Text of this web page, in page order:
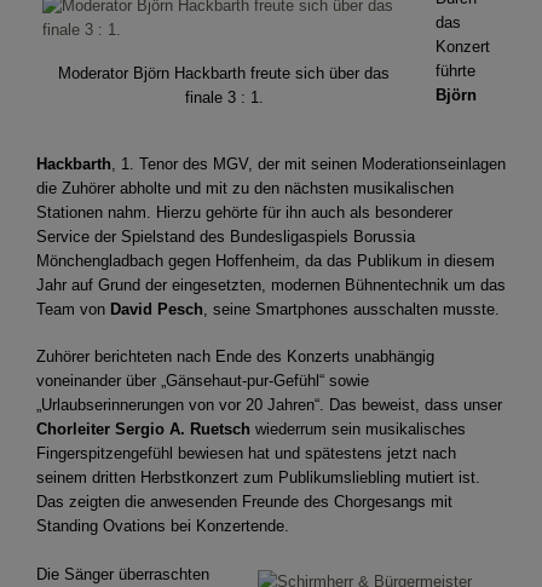
Moderator Björn Hackbarth freute sich über das
finale 3 : 1.
das
Konzert
führte
Björn
Hackbarth , 1. Tenor des MGV, der mit seinen Moderationseinlagen
die Zuhörer abholte und mit zu den nächsten musikalischen
Stationen nahm. Hierzu gehörte für ihn auch als besonderer
Service der Spielstand des Bundesligaspiels Borussia
Mönchengladbach gegen Hoffenheim, da das Publikum in diesem
Jahr auf Grund der eingesetzten, modernen Bühnentechnik um das
Team von David Pesch , seine Smartphones ausschalten musste.
Zuhörer berichteten nach Ende des Konzerts unabhängig
voneinander über „Gänsehaut-pur-Gefühl“ sowie
„Urlaubserinnerungen von vor 20 Jahren“. Das beweist, dass unser
Chorleiter Sergio A. Ruetsch wiederrum sein musikalisches
Fingerspitzengefühl bewiesen hat und spätestens jetzt nach
seinem dritten Herbstkonzert zum Publikumsliebling mutiert ist.
Das zeigten die anwesenden Freunde des Chorgesangs mit
Standing Ovations bei Konzertende.
Die Sänger überraschten